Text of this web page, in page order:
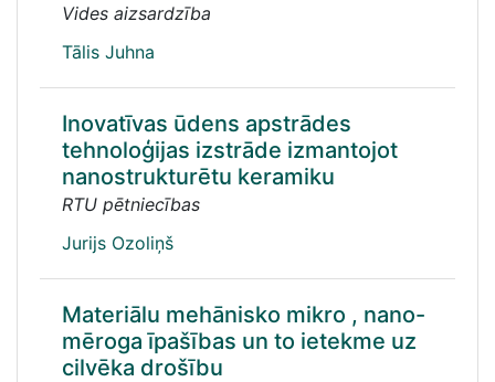
Vides aizsardzība
Tālis Juhna
Inovatīvas ūdens apstrādes
tehnoloģijas izstrāde izmantojot
nanostrukturētu keramiku
RTU pētniecības
Jurijs Ozoliņš
Materiālu mehānisko mikro , nano-
mēroga īpašības un to ietekme uz
cilvēka drošību